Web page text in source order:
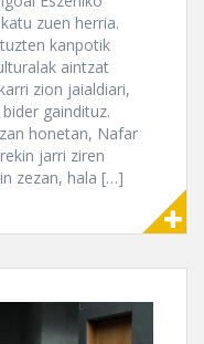
zuen herria.
kanpotik
aintzat
zion jaialdiari,
gaindituz.
honetan, Nafar
jarri ziren
zezan, hala […]